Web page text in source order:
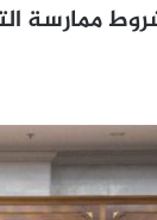
ممارسة